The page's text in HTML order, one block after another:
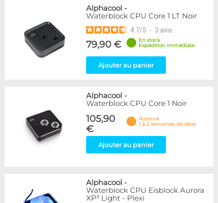
Alphacool -
Waterblock CPU Core 1 LT Noir
4.7/5 - 3 avis
79,90 €
En stock
Expédition immédiate
Ajouter au panier
Alphacool -
Waterblock CPU Core 1 Noir
105,90
€
Rupture
1 à 2 semaines de délai
Ajouter au panier
Alphacool -
Waterblock CPU Eisblock Aurora
XP³ Light - Plexi